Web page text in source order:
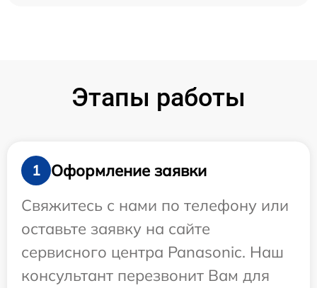
Этапы работы
1
Оформление заявки
Свяжитесь с нами по телефону или
оставьте заявку на сайте
сервисного центра Panasonic. Наш
консультант перезвонит Вам для